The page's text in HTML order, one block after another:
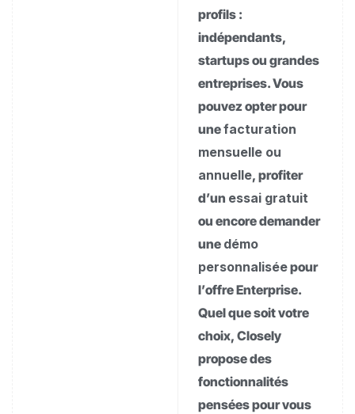
profils :
indépendants,
startups ou grandes
entreprises. Vous
pouvez opter pour
unefacturation
mensuelle ou
annuelle, profiter
d’un essai gratuit
ou encore demander
une démo
personnaliséepour
l’offre Enterprise.
Quel que soit votre
choix, Closely
propose des
fonctionnalités
pensées pour vous